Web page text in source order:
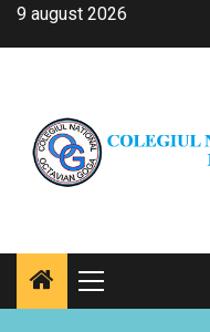
Skip9 august 2026
Primary
Menu